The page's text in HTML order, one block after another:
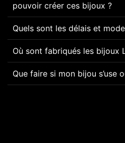
pouvoir créer ces bijoux ?
Quels sont les délais et
Où sont fabriqués les bijoux
Que faire si mon bijou s’use